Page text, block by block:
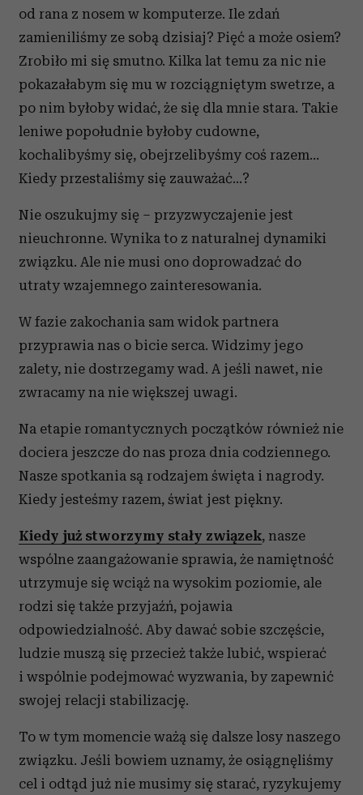
od rana z nosem w komputerze. Ile zdań
zamieniliśmy ze sobą dzisiaj? Pięć a może osiem?
Zrobiło mi się smutno. Kilka lat temu za nic nie
pokazałabym się mu w rozciągniętym swetrze, a
po nim byłoby widać, że się dla mnie stara. Takie
leniwe popołudnie byłoby cudowne,
kochalibyśmy się, obejrzelibyśmy coś razem…
Kiedy przestaliśmy się zauważać…?
Nie oszukujmy się – przyzwyczajenie jest
nieuchronne. Wynika to z naturalnej dynamiki
związku. Ale nie musi ono doprowadzać do
utraty wzajemnego zainteresowania.
W fazie zakochania sam widok partnera
przyprawia nas o bicie serca. Widzimy jego
zalety, nie dostrzegamy wad. A jeśli nawet, nie
zwracamy na nie większej uwagi.
Na etapie romantycznych początków również nie
dociera jeszcze do nas proza dnia codziennego.
Nasze spotkania są rodzajem święta i nagrody.
Kiedy jesteśmy razem, świat jest piękny.
Kiedy już stworzymy stały związek, nasze
wspólne zaangażowanie sprawia, że namiętność
utrzymuje się wciąż na wysokim poziomie, ale
rodzi się także przyjaźń, pojawia
odpowiedzialność. Aby dawać sobie szczęście,
ludzie muszą się przecież także lubić, wspierać
i wspólnie podejmować wyzwania, by zapewnić
swojej relacji stabilizację.
To w tym momencie ważą się dalsze losy naszego
związku. Jeśli bowiem uznamy, że osiągnęliśmy
cel i odtąd już nie musimy się starać, ryzykujemy